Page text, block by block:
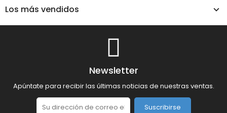
Los más vendidos
Newsletter
Apúntate para recibir las últimas noticias de nuestras ventas.
Suscribirse